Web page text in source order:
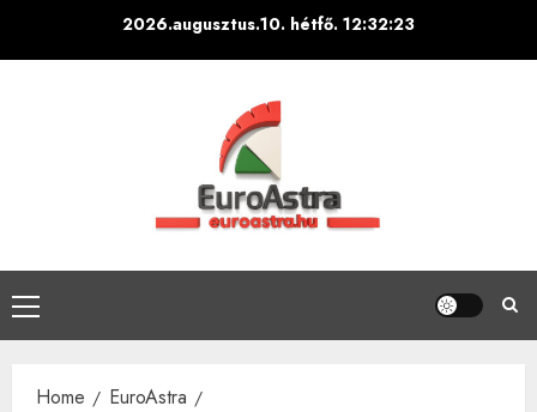
2026.augusztus.10. hétfő. 12:32:24
Primary
Menu
Home
EuroAstra